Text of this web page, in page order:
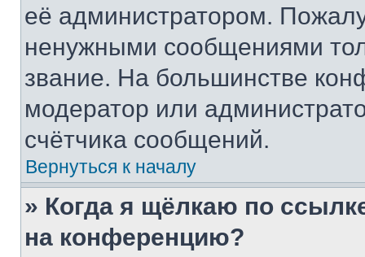
её администратором.
ненужными сообщениями
звание. На большинстве
модератор или
счётчика сообщений.
Вернуться к началу
» Когда я щёлкаю по
на конференцию?